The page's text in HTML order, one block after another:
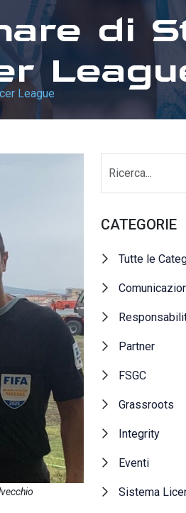
di
League
CATEGORIE
Tutte le
Partner
FSGC
Grassroots
Integrity
Eventi
Sistema